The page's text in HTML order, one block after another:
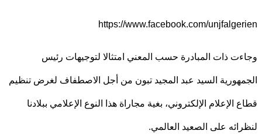
https://www.facebook.com/
ذات المبادرة حسب المعني امتثالا لتوجيهات رئيس
السيد عبد المجيد تبون من أجل الاصطفاف لغرض تنظيم
الإعلام الإلكتروني، بغية مجاراة هذا النوع الإعلامي ببلادنا
على الصعيد العالمي.